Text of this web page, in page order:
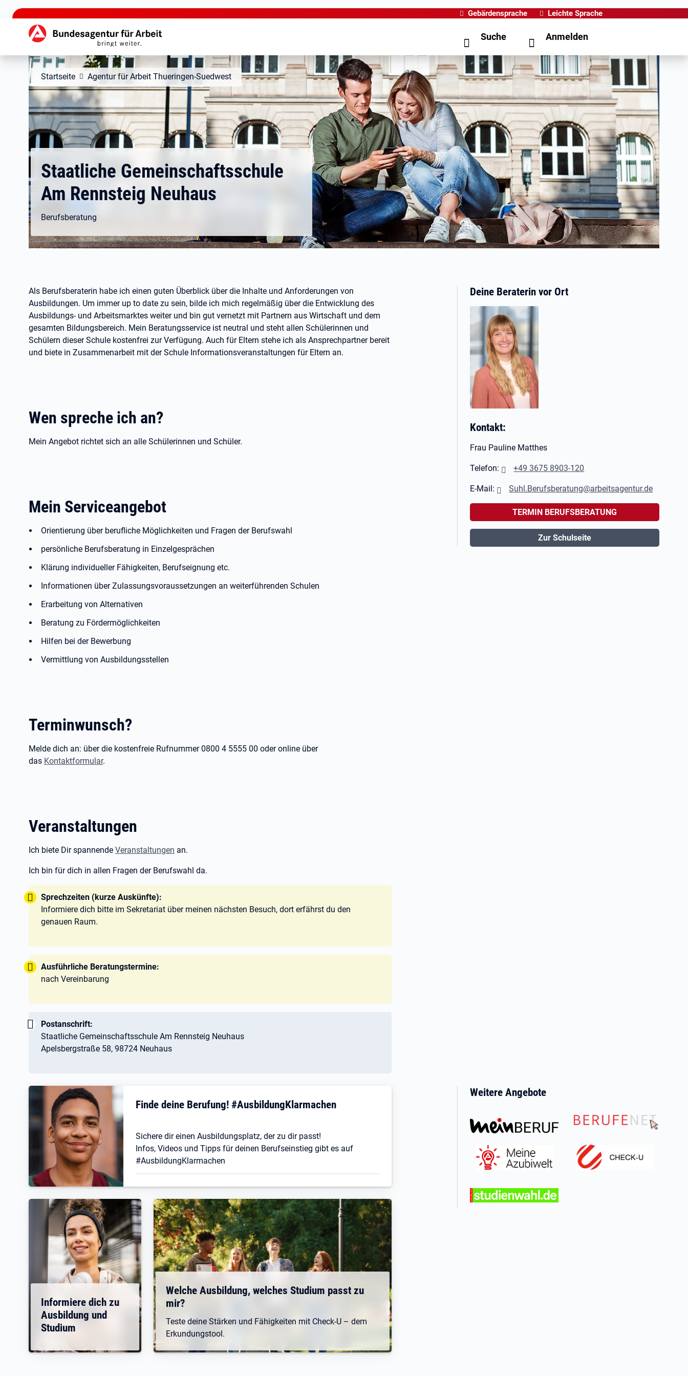
zu den Hauptinhalten springen
Gebärdensprache Leichte Sprache
Hauptnavigation Suche Anmelden
Startseite Agentur für Arbeit Thueringen-Suedwest
Staatliche Gemeinschaftsschule
Am Rennsteig Neuhaus
Berufsberatung
Als Berufsberaterin habe ich einen guten Überblick über die Inhalte und Anforderungen von
Ausbildungen. Um immer up to date zu sein, bilde ich mich regelmäßig über die Entwicklung des
Ausbildungs- und Arbeitsmarktes weiter und bin gut vernetzt mit Partnern aus Wirtschaft und dem
gesamten Bildungsbereich. Mein Beratungsservice ist neutral und steht allen Schülerinnen und
Schülern dieser Schule kostenfrei zur Verfügung. Auch für Eltern stehe ich als Ansprechpartner bereit
und biete in Zusammenarbeit mit der Schule Informationsveranstaltungen für Eltern an.
Wen spreche ich an?
Mein Angebot richtet sich an alle Schülerinnen und Schüler.
Mein Serviceangebot
Orientierung über berufliche Möglichkeiten und Fragen der Berufswahl
persönliche Berufsberatung in Einzelgesprächen
Klärung individueller Fähigkeiten, Berufseignung etc.
Informationen über Zulassungsvoraussetzungen an weiterführenden Schulen
Erarbeitung von Alternativen
Beratung zu Fördermöglichkeiten
Hilfen bei der Bewerbung
Vermittlung von Ausbildungsstellen
Terminwunsch?
Melde dich an: über die kostenfreie Rufnummer 0800 4 5555 00 oder online über
das Kontaktformular.
Veranstaltungen
Ich biete Dir spannende Veranstaltungen an.
Ich bin für dich in allen Fragen der Berufswahl da.
Tipp:
Sprechzeiten (kurze Auskünfte):
Informiere dich bitte im Sekretariat über meinen nächsten Besuch, dort erfährst du den
genauen Raum.
Tipp:
Ausführliche Beratungstermine:
nach Vereinbarung
Wichtig:
Postanschrift:
Staatliche Gemeinschaftsschule Am Rennsteig Neuhaus
Apelsbergstraße 58, 98724 Neuhaus
Deine Beraterin vor Ort
Kontakt:
Frau Pauline Matthes
Telefon: +49 3675 8903-120
E-Mail: Suhl.Berufsberatung@arbeitsagentur.de
TERMIN BERUFSBERATUNG
Zur Schulseite
Finde deine Berufung! #AusbildungKlarmachen
Sichere dir einen Ausbildungsplatz, der zu dir passt!
Infos, Videos und Tipps für deinen Berufseinstieg gibt es auf
#AusbildungKlarmachen
Informiere dich zu
Ausbildung und
Studium
Welche Ausbildung, welches Studium passt zu
mir?
Teste deine Stärken und Fähigkeiten mit Check-U – dem
Erkundungstool.
Weitere Angebote